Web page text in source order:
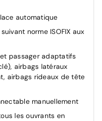
automatique
norme ISOFIX aux
passager adaptatifs
airbags latéraux
airbags rideaux de tête
manuellement
les ouvrants en